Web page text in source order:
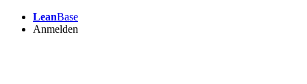
LeanBase
Anmelden